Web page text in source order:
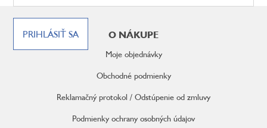
PRIHLÁSIŤ SA O NÁKUPE
Moje objednávky
Obchodné podmienky
Reklamačný protokol / Odstúpenie od zmluvy
Podmienky ochrany osobných údajov